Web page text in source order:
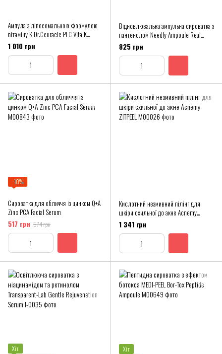
Ампула з ліпосомальною формулою
вітаміну K Dr.Ceuracle PLC Vita K
Liposome Oil Ampoule
1 010 грн
Відновлювальна ампульна сироватка з
пантенолом Needly Ampoule Real
Active Panthenol Plus
825 грн
−10%
Сироватка для обличчя із цинком Q+A
Zinc PCA Facial Serum
517 грн 574 грн
Кислотний незмивний пілінг для
шкіри схильної до акне Acnemy
ZITPEEL
1 341 грн
Хіт
Хіт